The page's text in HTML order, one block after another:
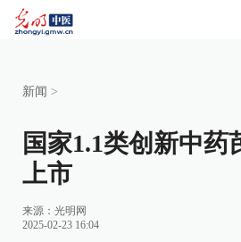
新闻 >
国家1.1类创新中药
上市
来源： 光明网
2025-02-23 16:04